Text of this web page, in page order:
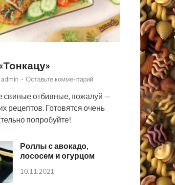
admin - Оставьте комментарий
свиные отбивные, пожалуй —
рецептов. Готовятся очень
попробуйте!
Роллы с авокадо,
лососем и огурцом
10.11.2021